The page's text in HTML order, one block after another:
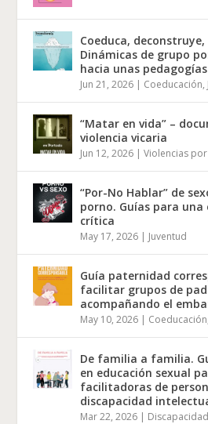
Coeduca,
Dinámicas de grupo
hacia unas
Jun 21, 2026 | Coeducación,
“Matar en vida” –
violencia vicaria
Jun 12, 2026 |Violencias
“Por-No Hablar” de
porno. Guías para una
crítica
May 17, 2026 | Juventud
Guía paternidad
facilitar grupos de
acompañando el
May 10, 2026 | Coeducación
De familia a familia.
en educación sexual
facilitadoras de
discapacidad
Mar 22, 2026 |